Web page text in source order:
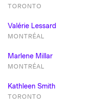
TORONTO
Valérie Lessard
MONTRÉAL
Marlene Millar
MONTRÉAL
Kathleen Smith
TORONTO